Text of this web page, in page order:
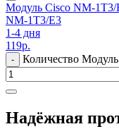
Модуль Cisco NM-1T3/
NM-1T3/E3
1-4 дня
119р.
- Количество
Надёжная